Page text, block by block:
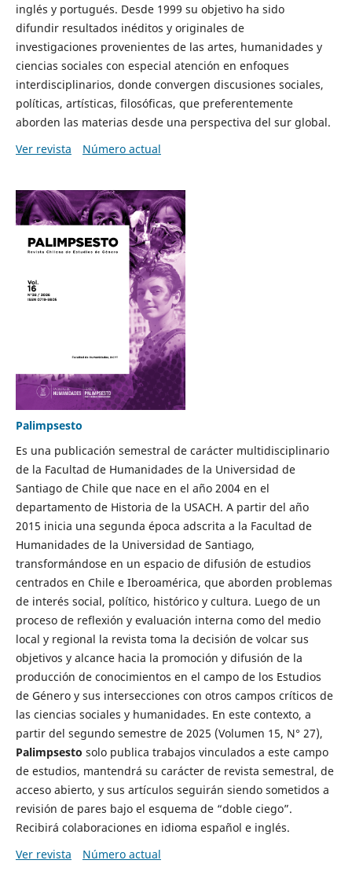
inglés y portugués. Desde 1999 su objetivo ha sido
difundir resultados inéditos y originales de
investigaciones provenientes de las artes, humanidades y
ciencias sociales con especial atención en enfoques
interdisciplinarios, donde convergen discusiones sociales,
políticas, artísticas, filosóficas, que preferentemente
aborden las materias desde una perspectiva del sur global.
Ver revista
Número actual
Palimpsesto
Es una publicación semestral de carácter multidisciplinario
de la Facultad de Humanidades de la Universidad de
Santiago de Chile que nace en el año 2004 en el
departamento de Historia de la USACH. A partir del año
2015 inicia una segunda época adscrita a la Facultad de
Humanidades de la Universidad de Santiago,
transformándose en un espacio de difusión de estudios
centrados en Chile e Iberoamérica, que aborden problemas
de interés social, político, histórico y cultura. Luego de un
proceso de reflexión y evaluación interna como del medio
local y regional la revista toma la decisión de volcar sus
objetivos y alcance hacia la promoción y difusión de la
producción de conocimientos en el campo de los Estudios
de Género y sus intersecciones con otros campos críticos de
las ciencias sociales y humanidades. En este contexto, a
partir del segundo semestre de 2025 (Volumen 15, N° 27),
Palimpsesto solo publica trabajos vinculados a este campo
de estudios, mantendrá su carácter de revista semestral, de
acceso abierto, y sus artículos seguirán siendo sometidos a
revisión de pares bajo el esquema de “doble ciego”.
Recibirá colaboraciones en idioma español e inglés.
Ver revista
Número actual